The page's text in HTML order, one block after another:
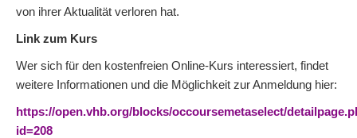
von ihrer Aktualität verloren hat.
Link zum Kurs
Wer sich für den kostenfreien Online-Kurs interessiert, findet
weitere Informationen und die Möglichkeit zur Anmeldung hier:
https://open.vhb.org/blocks/occoursemetaselect/
id=208